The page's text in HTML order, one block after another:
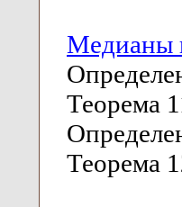
Медианы
Теорема
Теорема